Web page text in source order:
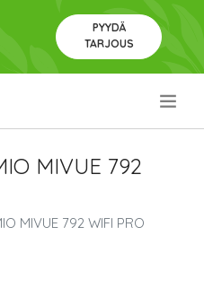
PYYDÄ
TARJOUS
MIVUE 792
MIVUE 792 WIFI PRO